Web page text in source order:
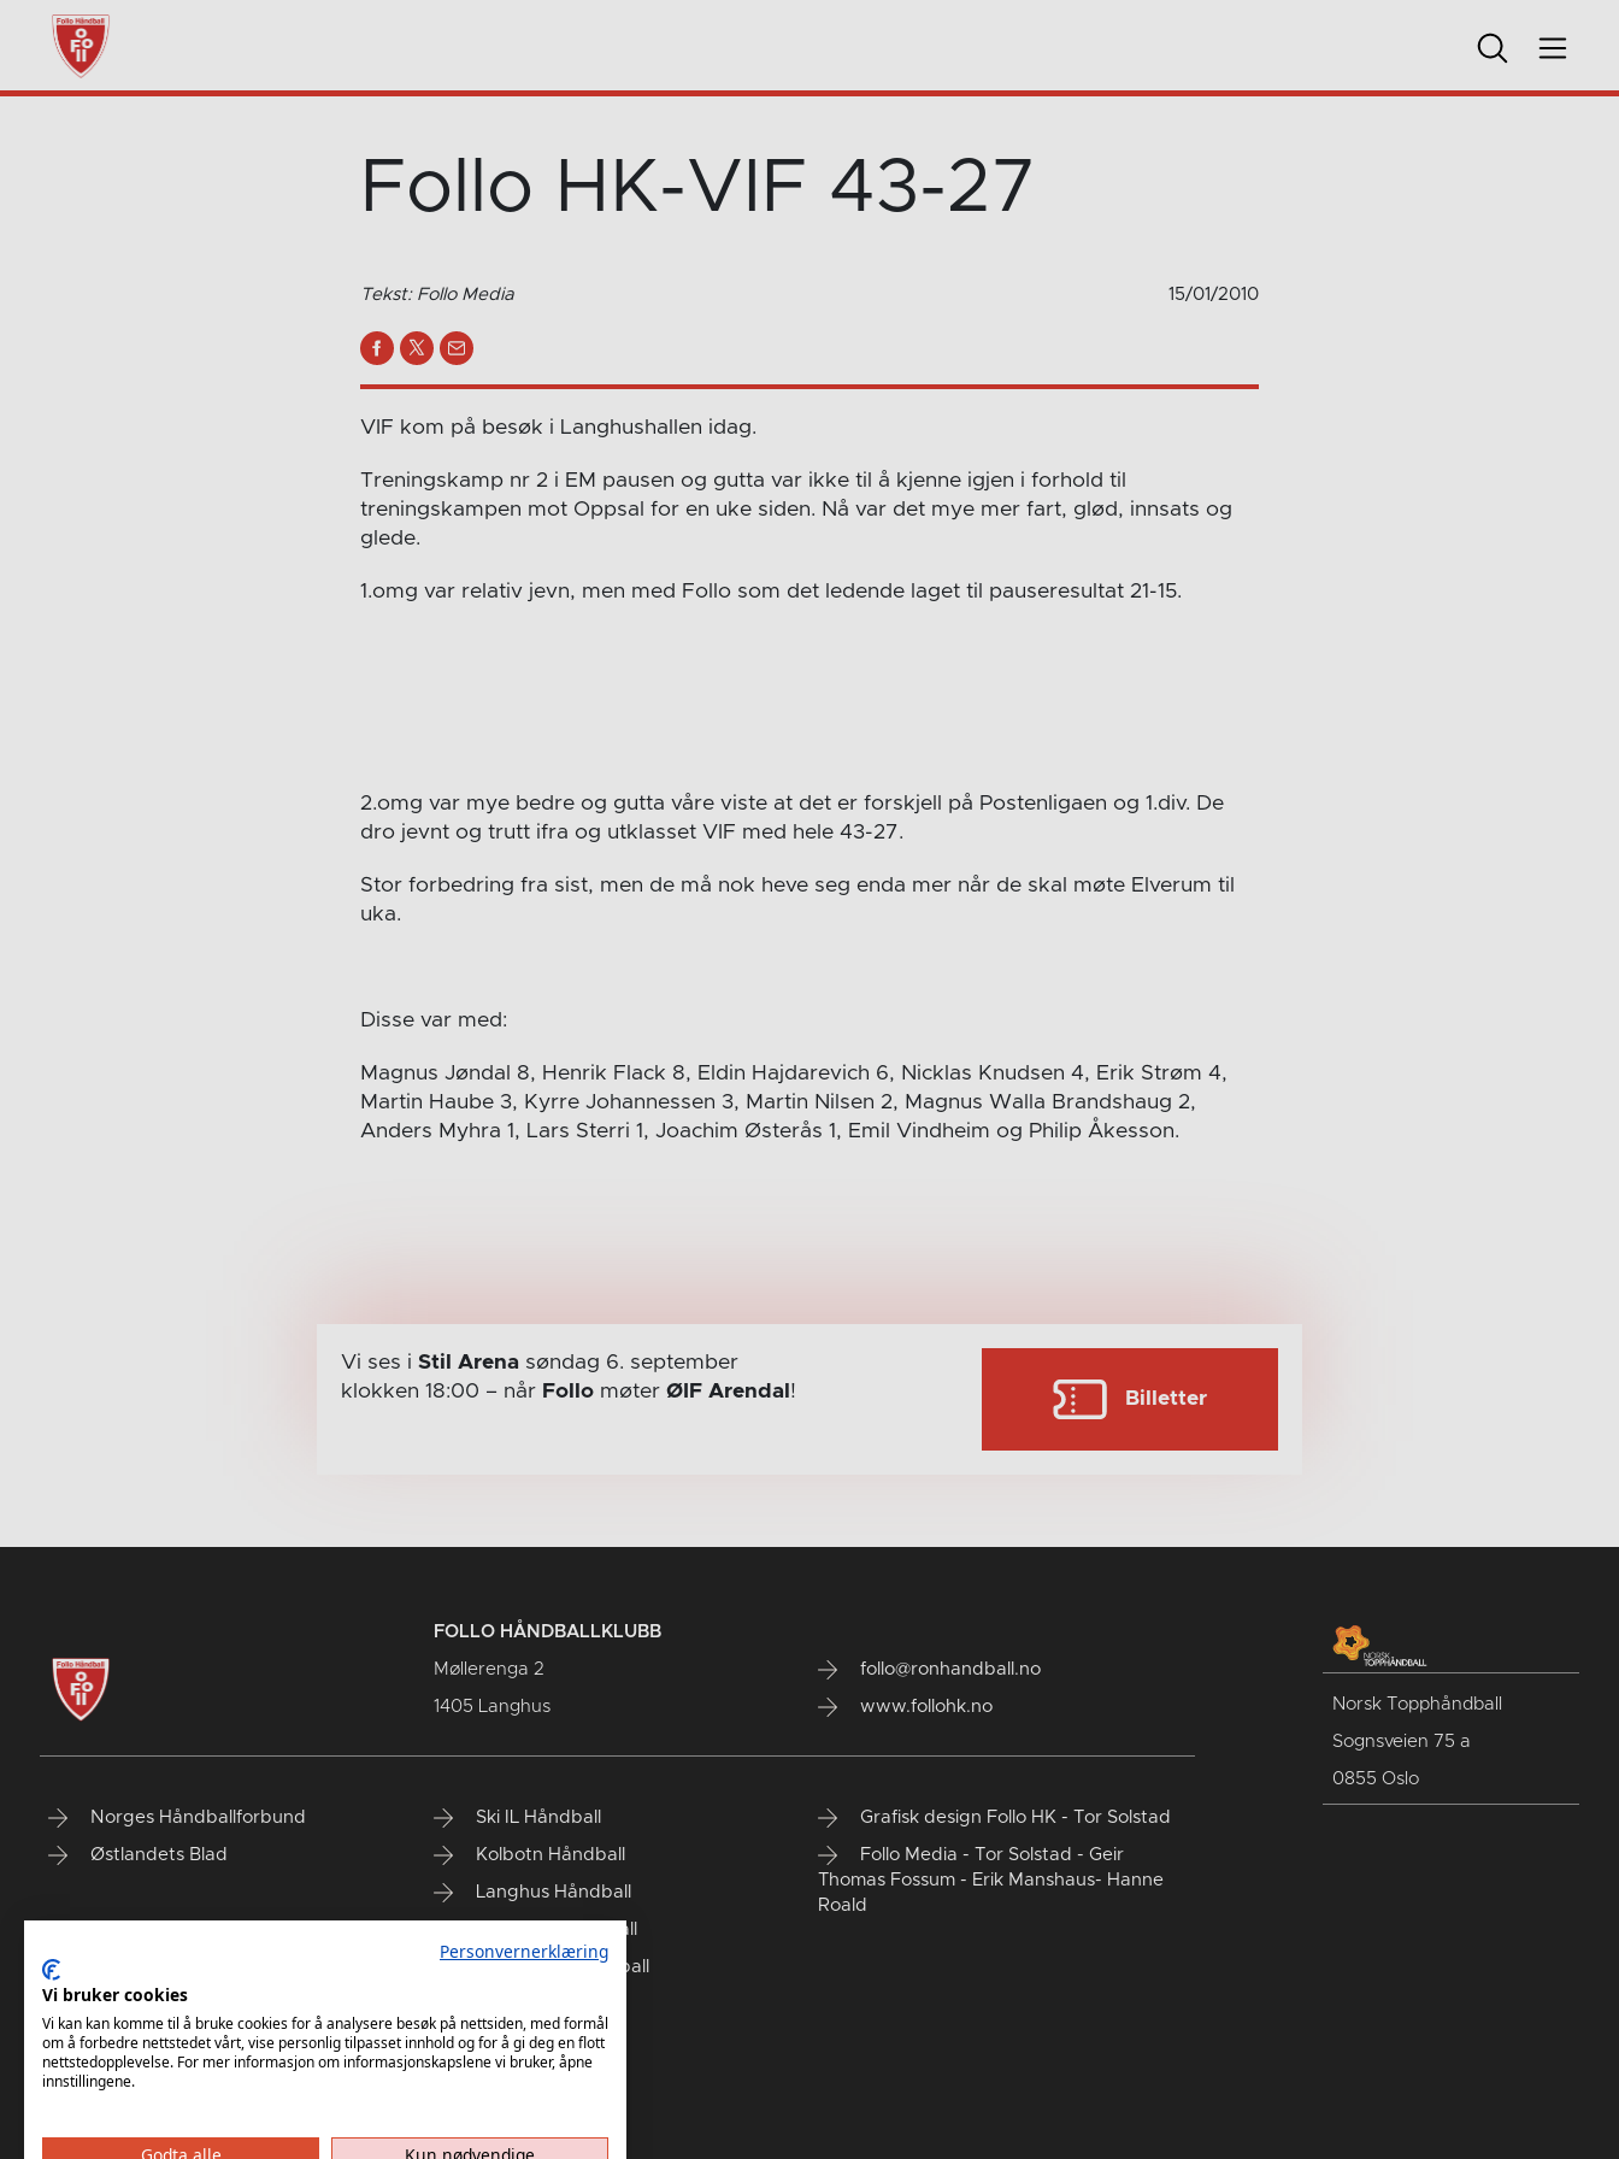
Follo HK-VIF 43-27
Tekst: Follo Media 15/01/2010
VIF kom på besøk i Langhushallen idag.
Treningskamp nr 2 i EM pausen og gutta var ikke til å kjenne igjen i forhold til
treningskampen mot Oppsal for en uke siden. Nå var det mye mer fart, glød, innsats og
glede.
1.omg var relativ jevn, men med Follo som det ledende laget til pauseresultat 21-15.
2.omg var mye bedre og gutta våre viste at det er forskjell på Postenligaen og 1.div. De
dro jevnt og trutt ifra og utklasset VIF med hele 43-27.
Stor forbedring fra sist, men de må nok heve seg enda mer når de skal møte Elverum til
uka.
Disse var med:
Magnus Jøndal 8, Henrik Flack 8, Eldin Hajdarevich 6, Nicklas Knudsen 4, Erik Strøm 4,
Martin Haube 3, Kyrre Johannessen 3, Martin Nilsen 2, Magnus Walla Brandshaug 2,
Anders Myhra 1, Lars Sterri 1, Joachim Østerås 1, Emil Vindheim og Philip Åkesson.
Vi ses i Stil Arenasøndag 6. september
klokken 18:00 – når Follomøter ØIF Arendal ! Billetter
FOLLO HÅNDBALLKLUBB
Møllerenga 2
1405 Langhus
follo@ronhandball.no
www.follohk.no
Norges Håndballforbund
Østlandets Blad
Ski IL Håndball
Kolbotn Håndball
Langhus Håndball
Siggerud Håndball
Oppegård Håndball
Grafisk design Follo HK - Tor Solstad
Follo Media - Tor Solstad - Geir
Thomas Fossum - Erik Manshaus- Hanne
Roald
Norsk Topphåndball
Sognsveien 75 a
0855 Oslo
Personvernerklæring
Vi bruker cookies
Vi kan kan komme til å bruke cookies for å analysere besøk på nettsiden, med formål
om å forbedre nettstedet vårt, vise personlig tilpasset innhold og for å gi deg en flott
nettstedopplevelse. For mer informasjon om informasjonskapslene vi bruker, åpne
innstillingene.